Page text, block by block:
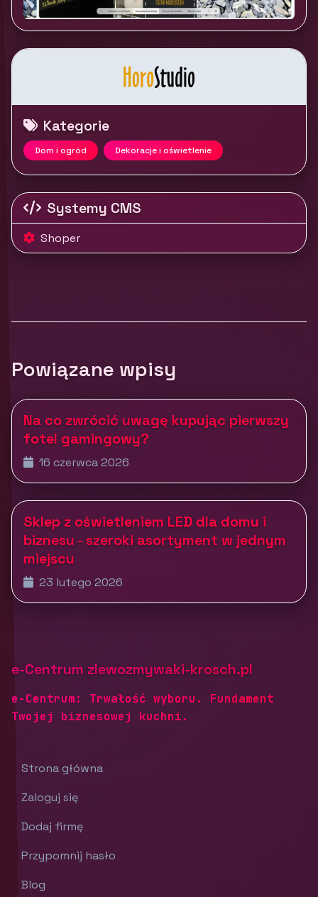
Kategorie
Dom i ogród Dekoracje i oświetlenie
Systemy CMS
Shoper
Powiązane wpisy
Na co zwrócić uwagę kupując pierwszy
fotel gamingowy?
16 czerwca 2026
Sklep z oświetleniem LED dla domu i
biznesu - szeroki asortyment w jednym
miejscu
23 lutego 2026
e-Centrum zlewozmywaki-krosch.pl
e-Centrum: Trwałość wyboru. Fundament
Twojej biznesowej kuchni.
Strona główna
Zaloguj się
Dodaj firmę
Przypomnij hasło
Blog